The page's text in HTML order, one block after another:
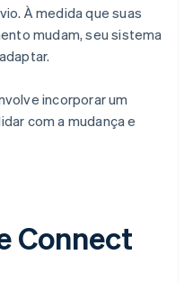
À medida que suas
mudam, seu sistema
incorporar um
com a mudança e
Connect